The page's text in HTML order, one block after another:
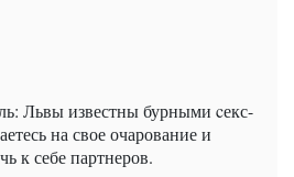
Львы известны бурными cекс-
на свое очарование и
к себе партнеров.